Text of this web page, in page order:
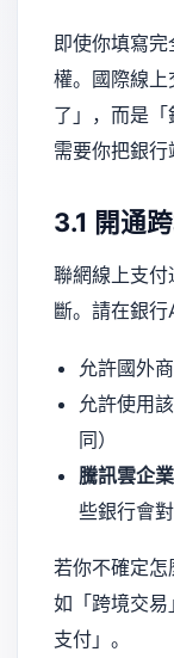
即使你填寫
權。國際線
了」，而是
需要你把銀行
3.1 開通
聯網線上支付
斷。請在銀行
允許國外
允許使用
同）
騰訊雲企
些銀行會
若你不確定怎
如「跨境交
支付」。